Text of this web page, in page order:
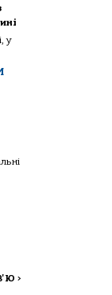
у
>